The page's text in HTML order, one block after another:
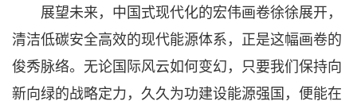
展望未来，中国式现代化的宏伟画卷徐徐展开，
清洁低碳安全高效的现代能源体系，正是这幅画卷的
俊秀脉络。无论国际风云如何变幻，只要我们保持向
新向绿的战略定力，久久为功建设能源强国，便能在